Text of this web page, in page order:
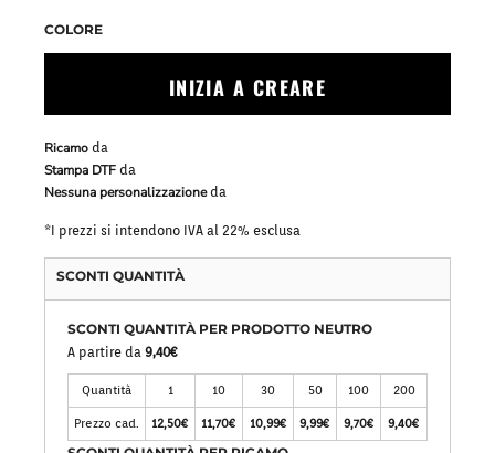
COLORE
INIZIA A CREARE
Ricamo da
Stampa DTF da
Nessuna personalizzazioneda
*I prezzi si intendono IVA al 22% esclusa
SCONTI QUANTITÀ
SCONTI QUANTITÀ PER PRODOTTO NEUTRO
A partire da 9,40€
Quantità 1 10 30 50 100 200
Prezzo cad. 12,50€ 11,70€ 10,99€ 9,99€ 9,70€ 9,40€